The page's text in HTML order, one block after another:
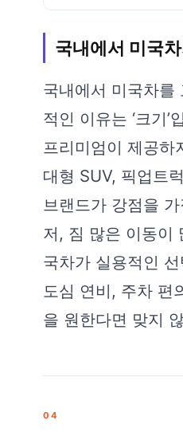
국내에서 미국
국내에서 미국차를
적인 이유는 ‘크기’
프리미엄이 제공
대형 SUV, 픽업트
브랜드가 강점을
저, 짐 많은 이동이
국차가 실용적인
도심 연비, 주차 편
을 원한다면 맞지
04